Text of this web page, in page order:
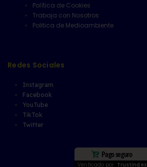
Política de Cookies
Trabaja con Nosotros
Politica de Medioambiente
Redes Sociales
Instagram
Facebook
YouTube
TikTok
Twitter
Pago seguro
Verificado por: Trustindex